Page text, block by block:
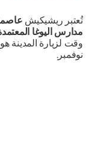
تُعتبر ريشيكيش عاصمة
مدارس اليوغا
وقت لزيارة المدينة
نوفمبر.